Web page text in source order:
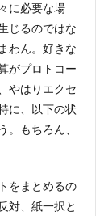
に必要な場
じるのではな
わん。好きな
がプロトコー
やはりエクセ
に、以下の状
もちろん、
をまとめるの
対、紙一択と